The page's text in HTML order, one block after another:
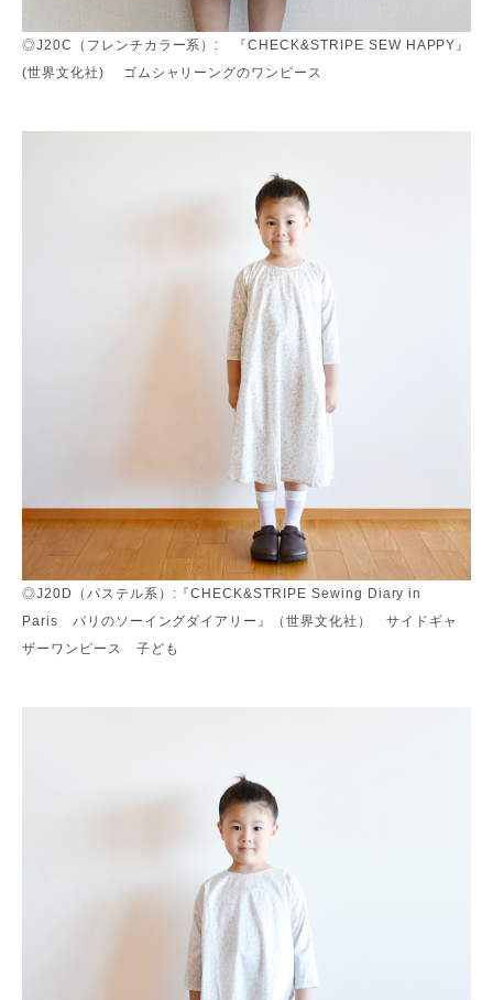
◎J20C（フレンチカラー系）: 『CHECK&STRIPE SEW HAPPY』
(世界文化社) ゴムシャリーングのワンピース
◎J20D（パステル系）:『CHECK&STRIPE Sewing Diary in
Paris パリのソーイングダイアリー』（世界文化社） サイドギャ
ザーワンピース 子ども